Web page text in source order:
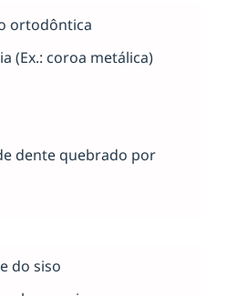
ortodôntica
(Ex.: coroa metálica)
dente quebrado por
do siso